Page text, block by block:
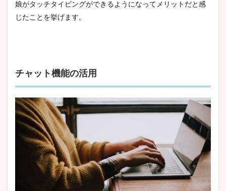
娘がタッチタイピングができるようになってメリットだと感
じたことを挙げます。
チャット機能の活用